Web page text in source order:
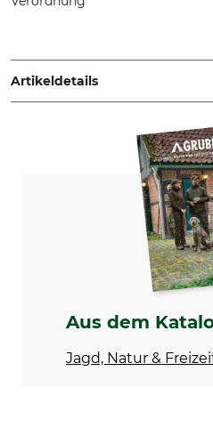
Sweden, www.fjallraven.com
Artikeldetails
Modellbezeichnung
Waschen
Handwäsche
Trocknen
Aus dem
Jagd, Natur &